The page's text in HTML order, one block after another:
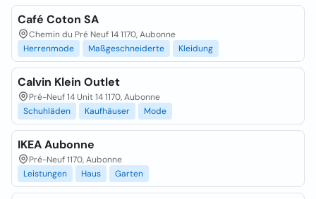
Café Coton SA
Chemin du Pré Neuf 14 1170, Aubonne
Herrenmode
Maßgeschneiderte Kleidung
Calvin Klein Outlet
Pré-Neuf 14 Unit 14 1170, Aubonne
Schuhläden
Kaufhäuser Mode
IKEA Aubonne
Pré-Neuf 1170, Aubonne
Leistungen
Haus Garten